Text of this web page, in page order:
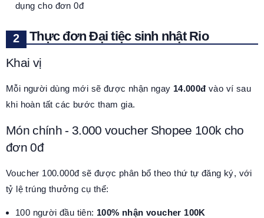
dụng cho đơn 0đ
Thực đơn Đại tiệc sinh nhật Rio
Khai vị
Mỗi người dùng mới sẽ được nhận ngay 14.000đ vào ví sau
khi hoàn tất các bước tham gia.
Món chính - 3.000 voucher Shopee 100k cho
đơn 0đ
Voucher 100.000đ sẽ được phân bổ theo thứ tự đăng ký, với
tỷ lệ trúng thưởng cụ thể:
100 người đầu tiên: 100% nhận voucher 100K